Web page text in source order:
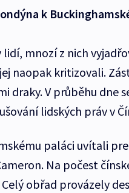
k
mnozí z nich
naopak kritizovali.
draky. V průběhu dne
lidských práv v
paláci uvítali
Na počest
obřad provázely